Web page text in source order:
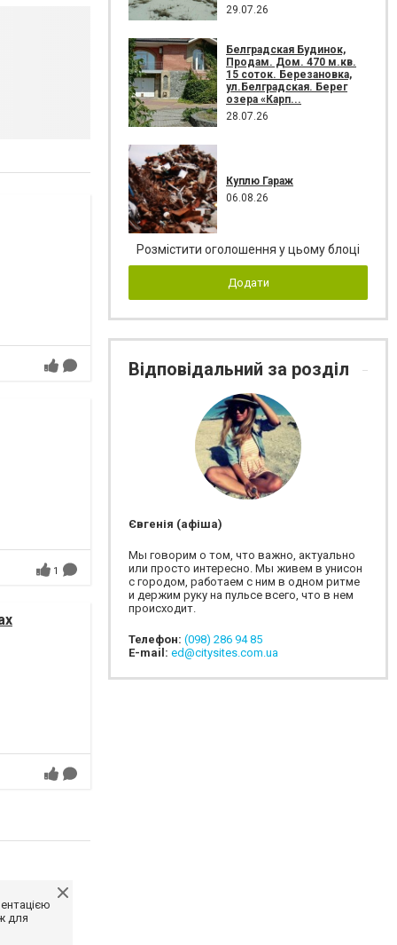
1
для
29.07.26
Белградская Будинок,
Продам. Дом. 470 м.кв.
15 соток. Березановка,
ул.Белградская. Берег
озера «Карп...
28.07.26
Куплю Гараж
06.08.26
Розмістити оголошення у цьому блоці
Додати
Відповідальний за розділ
Євгенія (афіша)
Мы говорим о том, что важно, актуально
или просто интересно. Мы живем в унисон
с городом, работаем с ним в одном ритме
и держим руку на пульсе всего, что в нем
происходит.
Телефон: (098) 286 94 85
E-mail: ed@citysites.com.ua